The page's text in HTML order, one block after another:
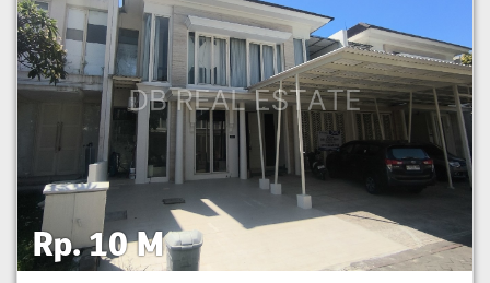
Rp. 10 M